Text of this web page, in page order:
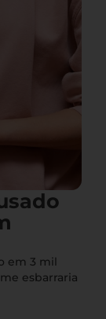
em 3 mil
esbarraria